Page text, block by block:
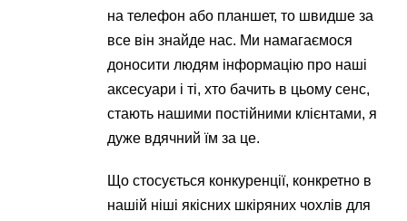
на телефон або планшет, то швидше за
все він знайде нас. Ми намагаємося
доносити людям інформацію про наші
аксесуари і ті, хто бачить в цьому сенс,
стають нашими постійними клієнтами, я
дуже вдячний їм за це.
Що стосується конкуренції, конкретно в
нашій ніші якісних шкіряних чохлів для